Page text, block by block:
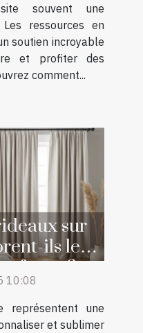
souvent une
ressources en
soutien incroyable
et profiter des
comment...
sur
ils le
foyer ?
10:08
représentent une
et sublimer